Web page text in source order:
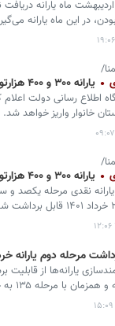
ماه یارانه
در این ماه یارانه
یارانه ۳۰۰ و ۴۰۰ هزارتومانی فردا واریز می‌شود
خانوار واریز خواهد شد.
یارانه ۳۰۰ و ۴۰۰ هزارتومانی قابل برداشت شد
یارانه نقدی مرحله
مرحله دوم یارانه خرداد ۱۴۰۱+
به حساب یارانه بگیران واریز شده بود، خبر داد.